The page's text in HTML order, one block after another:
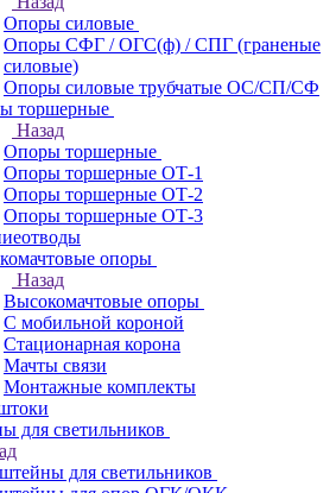
Опоры силовые
Опоры СФГ / ОГС(ф) / СПГ (граненые
силовые)
Опоры силовые трубчатые ОС/СП/СФ
торшерные
Назад
Опоры торшерные
Опоры торшерные ОТ-1
Опоры торшерные ОТ-2
Опоры торшерные ОТ-3
опоры
Назад
Высокомачтовые опоры
С мобильной короной
Стационарная корона
Мачты связи
Монтажные комплекты
для светильников
для светильников